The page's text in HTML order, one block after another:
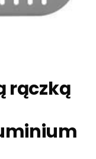
rączką